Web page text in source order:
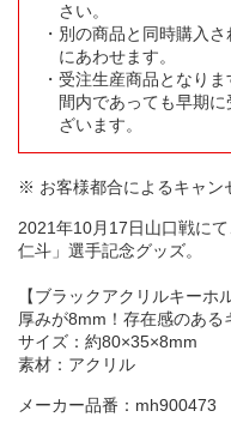
さい。
別の商品と同時購入
にあわせます。
受注生産商品となり
間内であっても早期
ざいます。
※ お客様都合によるキャン
2021年10月17日山口戦に
仁斗」選手記念グッズ。
【ブラックアクリルキーホ
厚みが8mm！存在感のある
サイズ：約80×35×8mm
素材：アクリル
メーカー品番：mh900473